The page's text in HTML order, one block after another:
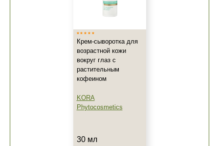
Крем-сыворотка для
возрастной кожи
вокруг глаз с
растительным
кофеином
KORA
Phytocosmetics
30 мл
+7 (495) 640-58-89
+7 (929) 933-09-89